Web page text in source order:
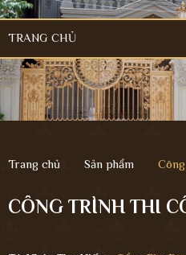
TRANG CHỦ
Trang chủ Sản phẩm
CÔNG TRÌNH THI